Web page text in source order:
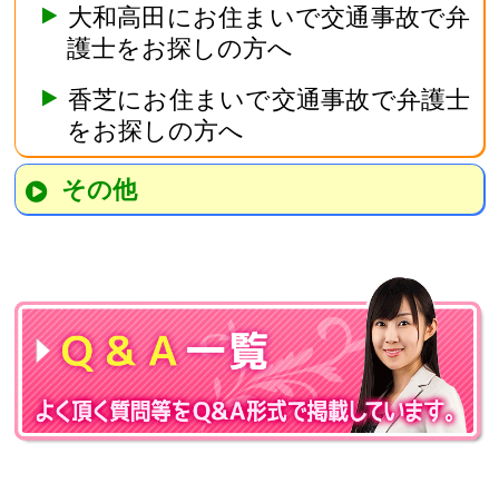
大和高田にお住まいで交通事故で弁
護士をお探しの方へ
香芝にお住まいで交通事故で弁護士
をお探しの方へ
その他